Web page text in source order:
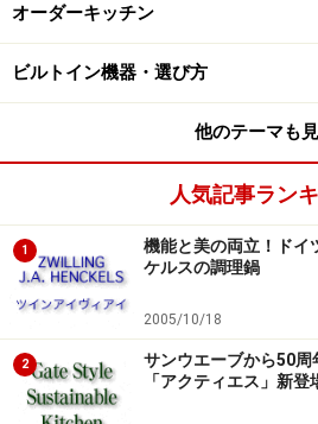
オーダーキッチン
ビルトイン機器・選び方
他のテーマも
人気記事ラン
1
機能と美の両立！ドイ
ケルスの調理鍋
2005/10/18
2
サンウエーブから50
「アクティエス」新登